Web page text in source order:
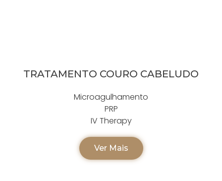
TRATAMENTO COURO CABELUDO
Microagulhamento
PRP
IV Therapy
Ver Mais